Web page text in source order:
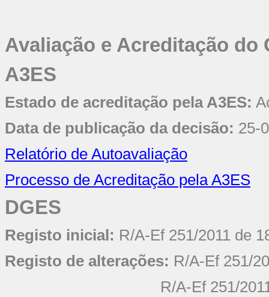
Avaliação e Acreditação do
A3ES
Estado de acreditação pela A3ES:
Data de publicação da decisão: 25-
Relatório de Autoavaliação
Processo de Acreditação pela A3ES
DGES
Registo inicial: R/A-Ef 251/2011 de
Registo de alterações: R/A-Ef 251/
R/A-Ef 251/